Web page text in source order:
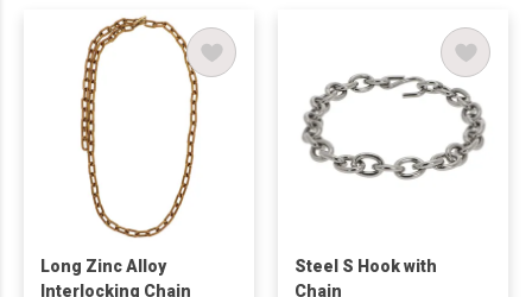
Long Zinc Alloy
Interlocking Chain
Steel S Hook with
Chain